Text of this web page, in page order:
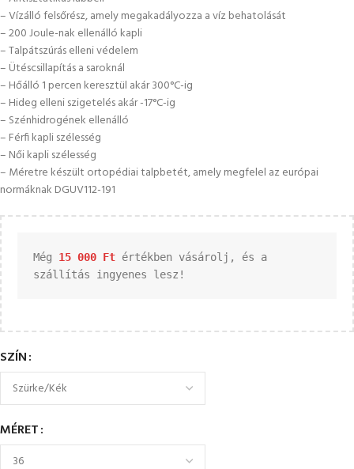
– Vízálló felsőrész, amely megakadályozza a víz behatolását
– 200 Joule-nak ellenálló kapli
– Talpátszúrás elleni védelem
– Ütéscsillapítás a saroknál
– Hőálló 1 percen keresztül akár 300°C-ig
– Hideg elleni szigetelés akár -17°C-ig
– Szénhidrogének ellenálló
– Férfi kapli szélesség
– Női kapli szélesség
– Méretre készült ortopédiai talpbetét, amely megfelel az európai
normáknak DGUV112-191
Még 15 000 Ft értékben vásárolj, és a
szállítás ingyenes lesz!
SZÍN
MÉRET